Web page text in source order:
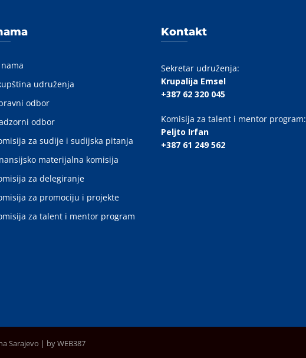
udruženja
odbor
odbor
za sudije i sudijska pitanja
materijalna komisija
za delegiranje
za promociju i projekte
za talent i mentor program
Kontakt
Sekretar udruženja:
Krupalija Emsel
+387 62 320 045
Komisija za talent i mentor program:
Peljto Irfan
+387 61 249 562
Sarajevo | by WEB387